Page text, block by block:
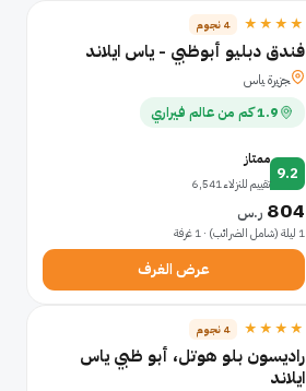
★★★★ 4 نجوم
فندق دبليو أبوظبي - ياس ايلاند
ﺠﺯﻴﺭﺓ ﻴﺎﺱ
1.9 كم من عالم فيراري
9.2
ممتاز
تقييم للنزلاء 6,541
804 ر.س
1 ليلة (شامل الضرائب) · 1 غرفة
عرض الغرف
★★★★ 4 نجوم
راديسون بلو هوتل، أبو ظبي ياس
ايلاند